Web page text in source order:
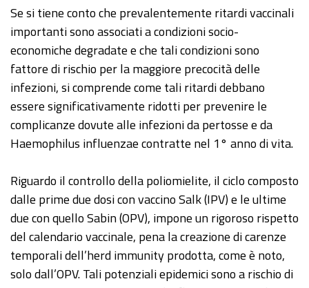
Se si tiene conto che prevalentemente ritardi vaccinali
importanti sono associati a condizioni socio-
economiche degradate e che tali condizioni sono
fattore di rischio per la maggiore precocità delle
infezioni, si comprende come tali ritardi debbano
essere significativamente ridotti per prevenire le
complicanze dovute alle infezioni da pertosse e da
Haemophilus influenzae contratte nel 1° anno di vita.
Riguardo il controllo della poliomielite, il ciclo composto
dalle prime due dosi con vaccino Salk (IPV) e le ultime
due con quello Sabin (OPV), impone un rigoroso rispetto
del calendario vaccinale, pena la creazione di carenze
temporali dell’herd immunity prodotta, come è noto,
solo dall’OPV. Tali potenziali epidemici sono a rischio di